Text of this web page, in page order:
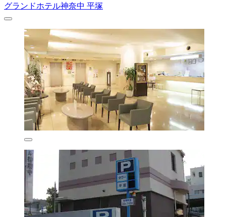
グランドホテル神奈中 平塚